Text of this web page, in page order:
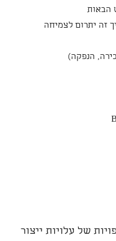
הבאות
זה יתרום לצמיחה
של עלויות ייצור